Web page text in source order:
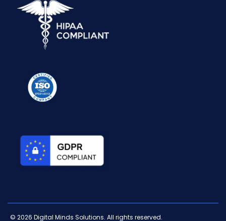
© 2026 Digital Minds Solutions. All rights reserved.